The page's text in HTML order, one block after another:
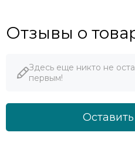
Отзывы о
Здесь еще никто не
первым!